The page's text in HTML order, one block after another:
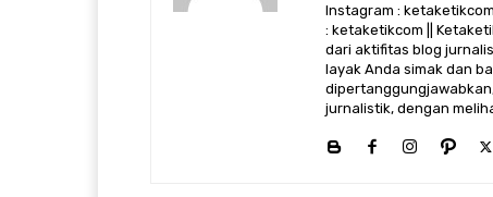
Instagram :
: ketaketikcom ||
dari aktifitas blog
layak Anda simak dan
jurnalistik, dengan